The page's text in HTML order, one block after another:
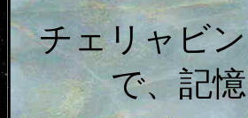
チェリャビ
で、記